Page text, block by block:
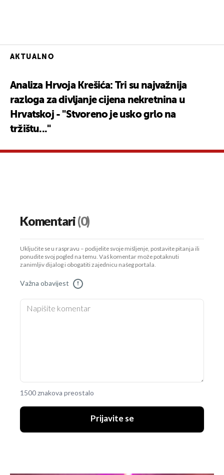
AKTUALNO
Analiza Hrvoja Krešića: Tri su najvažnija
razloga za divljanje cijena nekretnina u
Hrvatskoj - "Stvoreno je usko grlo na
tržištu..."
Komentari(0)
Uključite se u raspravu – podijelite svoje mišljenje, postavite pitanja ili
ponudite svoj pogled na temu. Vaš komentar može potaknuti
zanimljiv dijalog i obogatiti zajednicu našeg portala.
Važna obavijest !
1500 znakova preostalo
Prijavite se